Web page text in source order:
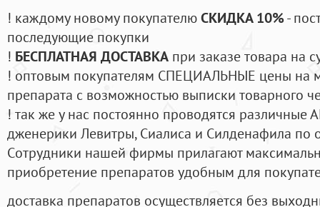
! каждому новому покупателюСКИДКА 10%-
последующие покупки
! БЕСПЛАТНАЯ ДОСТАВКА при заказе товара на
! оптовым покупателям СПЕЦИАЛЬНЫЕ цены на
препарата с возможностью выписки товарного
! так же у нас постоянно проводятся
дженерики Левитры, Сиалиса и Силденафила по
Cотрудники нашей фирмы прилагают
приобретение препаратов удобным для
доставка препаратов осуществляется без